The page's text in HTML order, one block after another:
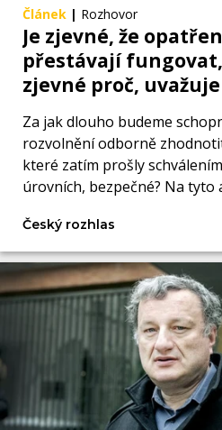
Článek | Rozhovor
Je zjevné, že
přestávají
zjevné proč,
Za jak dlouho budeme
rozvolnění odborně
které zatím prošly
úrovních, bezpečné? Na tyto
Český rozhlas